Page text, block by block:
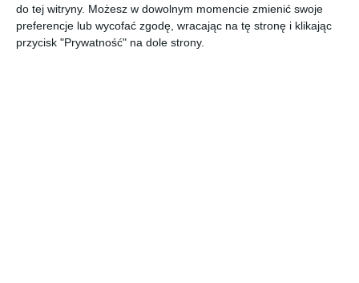
do tej witryny. Możesz w dowolnym momencie zmienić swoje
preferencje lub wycofać zgodę, wracając na tę stronę i klikając
przycisk "Prywatność" na dole strony.